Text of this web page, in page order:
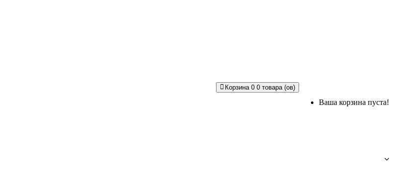
Корзина 0 0 товара (ов)
Ваша корзина пуста!